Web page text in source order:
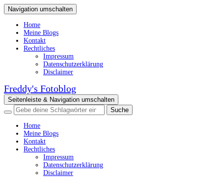
Navigation umschalten
Home
Meine Blogs
Kontakt
Rechtliches
Impressum
Datenschutzerklärung
Disclaimer
Freddy's Fotoblog
Seitenleiste & Navigation umschalten
Home
Meine Blogs
Kontakt
Rechtliches
Impressum
Datenschutzerklärung
Disclaimer